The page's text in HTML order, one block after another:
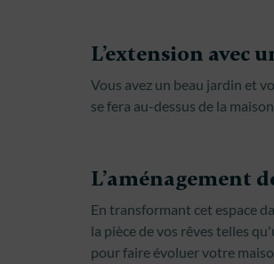
L’extension avec
Vous avez un beau jardin et
se fera au-dessus de la
L’aménagement
En transformant cet espace
la pièce de vos rêves telles
pour faire évoluer votre